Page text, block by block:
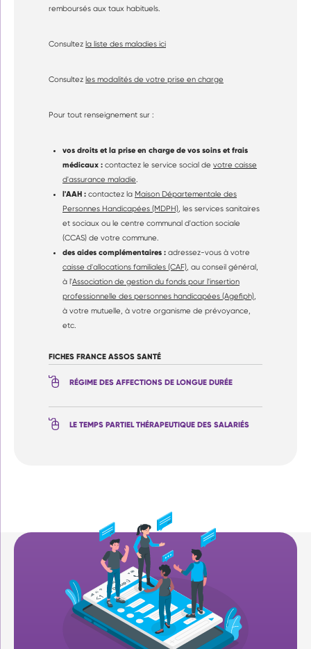
remboursés aux taux habituels.
Consultez la liste des maladies ici
Consultez les modalités de votre prise en charge
Pour tout renseignement sur :
vos droits et la prise en charge de vos soins et frais
médicaux : contactez le service social de votre caisse
d'assurance maladie.
l'AAH : contactez la Maison Départementale des
Personnes Handicapées (MDPH), les services sanitaires
et sociaux ou le centre communal d'action sociale
(CCAS) de votre commune.
des aides complémentaires : adressez-vous à votre
caisse d'allocations familiales (CAF), au conseil général,
à l'Association de gestion du fonds pour l'insertion
professionnelle des personnes handicapées (Agefiph),
à votre mutuelle, à votre organisme de prévoyance,
etc.
FICHES FRANCE ASSOS SANTÉ
RÉGIME DES AFFECTIONS DE LONGUE DURÉE
LE TEMPS PARTIEL THÉRAPEUTIQUE DES SALARIÉS